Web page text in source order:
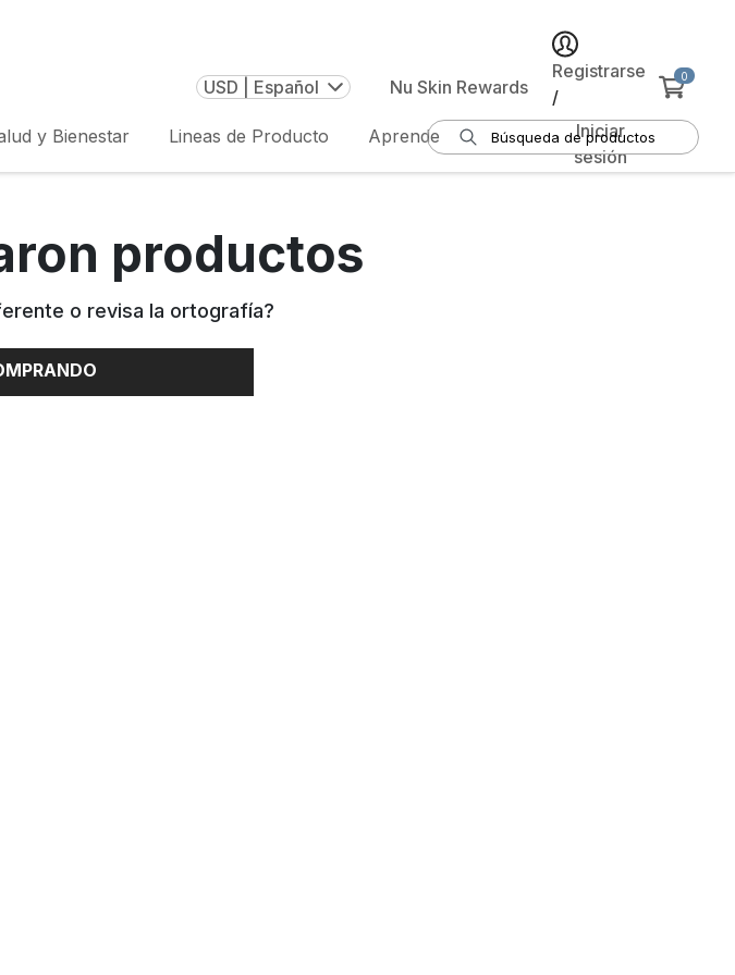
USD | Español Nu Skin Rewards
Registrarse
/
Iniciar
sesión
0
y Bienestar Lineas de Producto Aprende
productos
o revisa la ortografía?